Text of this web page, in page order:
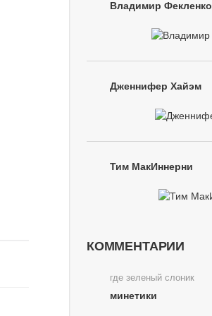
Владимир Фекленко
Дженнифер Хайэм
Тим МакИннерни
КОММЕНТАРИИ
где зеленый слоник
минетики